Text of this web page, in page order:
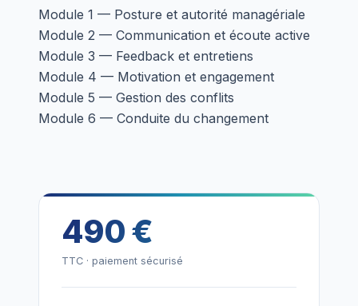
Module 1 — Posture et autorité managériale
Module 2 — Communication et écoute active
Module 3 — Feedback et entretiens
Module 4 — Motivation et engagement
Module 5 — Gestion des conflits
Module 6 — Conduite du changement
490 €
TTC · paiement sécurisé